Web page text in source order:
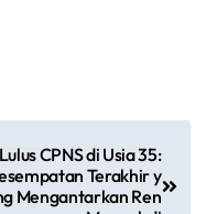
Lulus CPNS di Usia 35:
Terakhir y
Mengantarkan Ren